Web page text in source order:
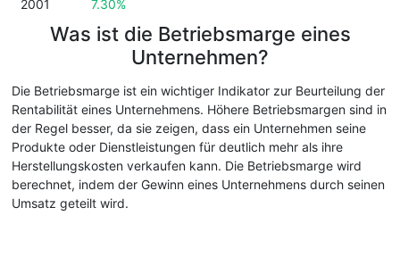
2001 7.30%
Was ist die Betriebsmarge eines
Unternehmen?
Die Betriebsmarge ist ein wichtiger Indikator zur Beurteilung der
Rentabilität eines Unternehmens. Höhere Betriebsmargen sind in
der Regel besser, da sie zeigen, dass ein Unternehmen seine
Produkte oder Dienstleistungen für deutlich mehr als ihre
Herstellungskosten verkaufen kann. Die Betriebsmarge wird
berechnet, indem der Gewinn eines Unternehmens durch seinen
Umsatz geteilt wird.